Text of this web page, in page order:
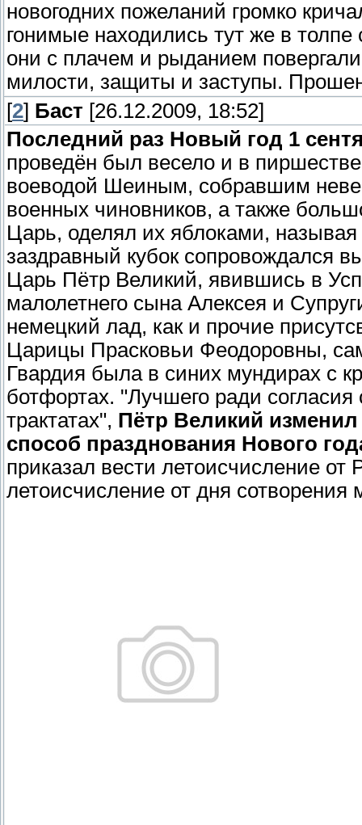
новогодних пожеланий громко
гонимые находились тут же в
они с плачем и рыданием
милости, защиты и заступы.
[2] Баст [26.12.2009, 18:52]
Последний раз Новый год 1
проведён был весело и в
воеводой Шеиным, собравшим
военных чиновников, а также
Царь, оделял их яблоками,
заздравный кубок сопровождался
Царь Пётр Великий, явившись в
малолетнего сына Алексея и
немецкий лад, как и прочие
Царицы Прасковьи Феодоровны,
Гвардия была в синих мундирах с
ботфортах. "Лучшего ради
трактатах", Пётр Великий
способ празднования Нового
приказал вести летоисчисление
летоисчисление от дня сотворения